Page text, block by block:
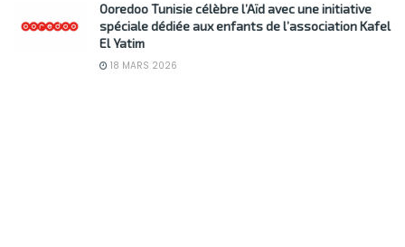
Ooredoo Tunisie célèbre l’Aïd avec une initiative
spéciale dédiée aux enfants de l’association Kafel
El Yatim
18 MARS 2026